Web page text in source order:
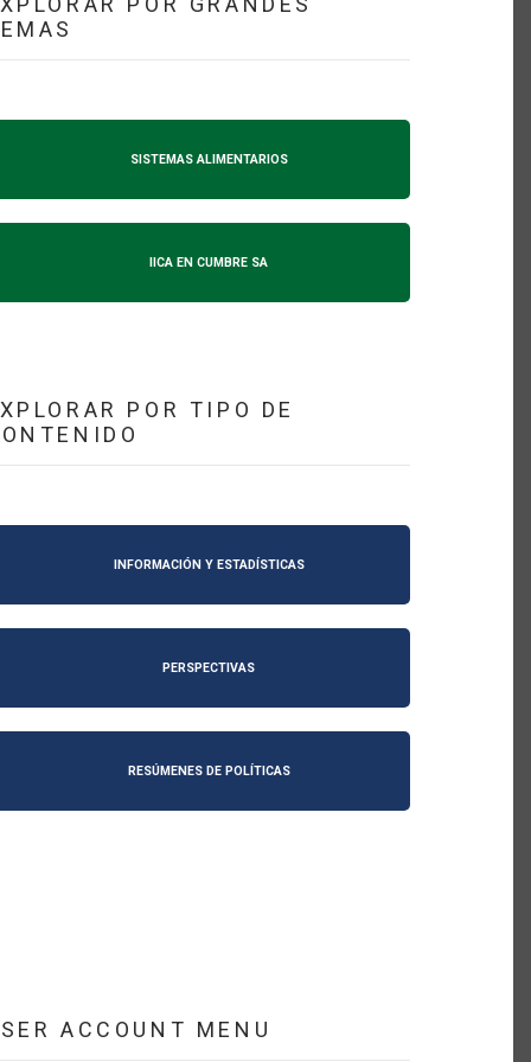
SISTEMAS ALIMENTARIOS
IICA EN CUMBRE SA
POR TIPO DE
INFORMACIÓN Y ESTADÍSTICAS
PERSPECTIVAS
RESÚMENES DE POLÍTICAS
ACCOUNT MENU